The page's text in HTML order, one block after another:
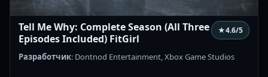
Tell Me Why: Complete Season (All Three
Episodes Included) FitGirl
★4.6/5
Разработчик: Dontnod Entertainment, Xbox Game Studios